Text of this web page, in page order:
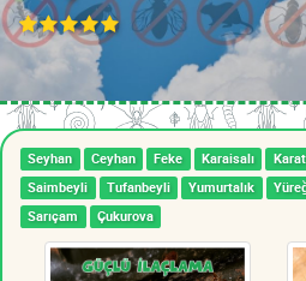
Seyhan Ceyhan Feke Karaisalı
Saimbeyli
Tufanbeyli Yumurtalık
Sarıçam
Çukurova